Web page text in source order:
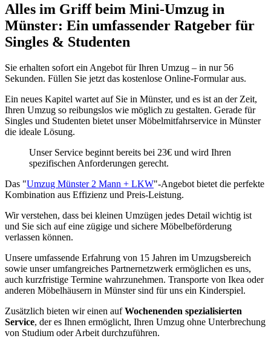
Alles im Griff beim Mini-Umzug in
Münster: Ein umfassender Ratgeber für
Singles & Studenten
Sie erhalten sofort ein Angebot für Ihren Umzug – in nur 56
Sekunden. Füllen Sie jetzt das kostenlose Online-Formular aus.
Ein neues Kapitel wartet auf Sie in Münster, und es ist an der Zeit,
Ihren Umzug so reibungslos wie möglich zu gestalten. Gerade für
Singles und Studenten bietet unser Möbelmitfahrservice in Münster
die ideale Lösung.
Unser Service beginnt bereits bei 23€ und wird Ihren
spezifischen Anforderungen gerecht.
Das "Umzug Münster 2 Mann + LKW"-Angebot bietet die perfekte
Kombination aus Effizienz und Preis-Leistung.
Wir verstehen, dass bei kleinen Umzügen jedes Detail wichtig ist
und Sie sich auf eine zügige und sichere Möbelbeförderung
verlassen können.
Unsere umfassende Erfahrung von 15 Jahren im Umzugsbereich
sowie unser umfangreiches Partnernetzwerk ermöglichen es uns,
auch kurzfristige Termine wahrzunehmen. Transporte von Ikea oder
anderen Möbelhäusern in Münster sind für uns ein Kinderspiel.
Zusätzlich bieten wir einen aufWochenenden spezialisierten
Service, der es Ihnen ermöglicht, Ihren Umzug ohne Unterbrechung
von Studium oder Arbeit durchzuführen.